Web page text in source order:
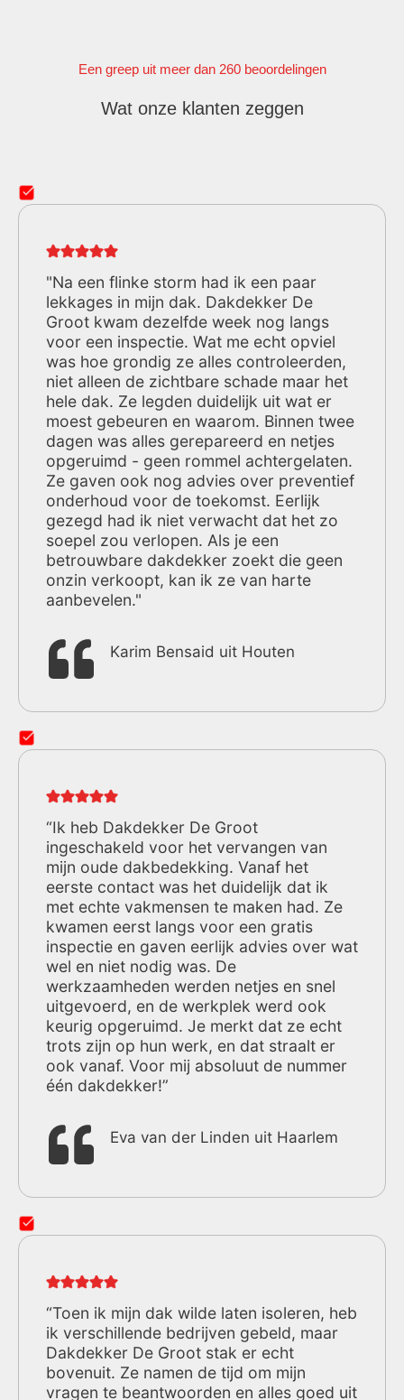
Een greep uit meer dan 260 beoordelingen
Wat onze klanten zeggen
"Na een flinke storm had ik een paar
lekkages in mijn dak. Dakdekker De
Groot kwam dezelfde week nog langs
voor een inspectie. Wat me echt opviel
was hoe grondig ze alles controleerden,
niet alleen de zichtbare schade maar het
hele dak. Ze legden duidelijk uit wat er
moest gebeuren en waarom. Binnen twee
dagen was alles gerepareerd en netjes
opgeruimd - geen rommel achtergelaten.
Ze gaven ook nog advies over preventief
onderhoud voor de toekomst. Eerlijk
gezegd had ik niet verwacht dat het zo
soepel zou verlopen. Als je een
betrouwbare dakdekker zoekt die geen
onzin verkoopt, kan ik ze van harte
aanbevelen."
Karim Bensaid uit Houten
“Ik heb Dakdekker De Groot
ingeschakeld voor het vervangen van
mijn oude dakbedekking. Vanaf het
eerste contact was het duidelijk dat ik
met echte vakmensen te maken had. Ze
kwamen eerst langs voor een gratis
inspectie en gaven eerlijk advies over wat
wel en niet nodig was. De
werkzaamheden werden netjes en snel
uitgevoerd, en de werkplek werd ook
keurig opgeruimd. Je merkt dat ze echt
trots zijn op hun werk, en dat straalt er
ook vanaf. Voor mij absoluut de nummer
één dakdekker!”
Eva van der Linden uit Haarlem
“Toen ik mijn dak wilde laten isoleren, heb
ik verschillende bedrijven gebeld, maar
Dakdekker De Groot stak er echt
bovenuit. Ze namen de tijd om mijn
vragen te beantwoorden en alles goed uit